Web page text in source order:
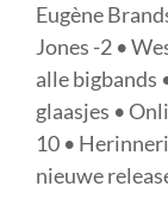
Eugène
Jones -2 •
alle bigbands
glaasjes •
10 •
nieuwe